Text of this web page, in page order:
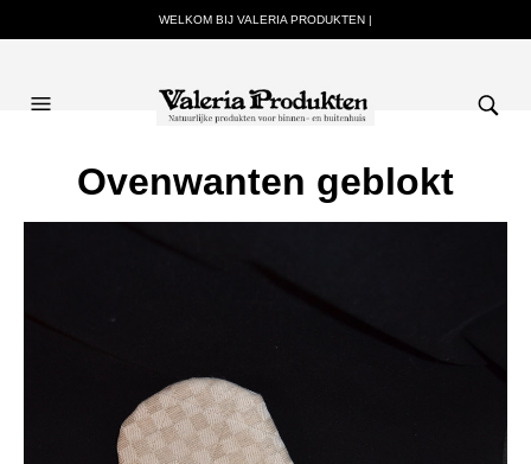
WELKOM BIJ VALERIA PRODUKTEN |
Ovenwanten geblokt